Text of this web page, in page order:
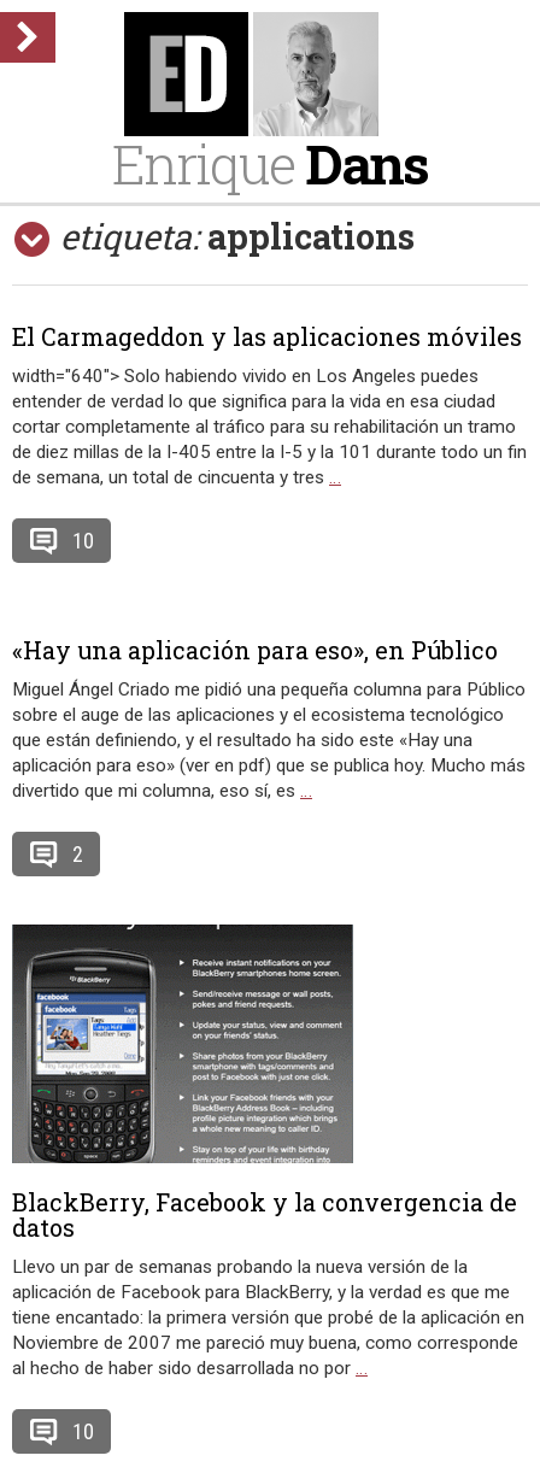
EnriqueDans
etiqueta: applications
El Carmageddon y las aplicaciones móviles
width="640"> Solo habiendo vivido en Los Angeles puedes
entender de verdad lo que significa para la vida en esa ciudad
cortar completamente al tráfico para su rehabilitación un tramo
de diez millas de la I-405 entre la I-5 y la 101 durante todo un fin
de semana, un total de cincuenta y tres …
10
«Hay una aplicación para eso», en Público
Miguel Ángel Criado me pidió una pequeña columna para Público
sobre el auge de las aplicaciones y el ecosistema tecnológico
que están definiendo, y el resultado ha sido este «Hay una
aplicación para eso» (ver en pdf) que se publica hoy. Mucho más
divertido que mi columna, eso sí, es …
2
BlackBerry, Facebook y la convergencia de
datos
Llevo un par de semanas probando la nueva versión de la
aplicación de Facebook para BlackBerry, y la verdad es que me
tiene encantado: la primera versión que probé de la aplicación en
Noviembre de 2007 me pareció muy buena, como corresponde
al hecho de haber sido desarrollada no por …
10